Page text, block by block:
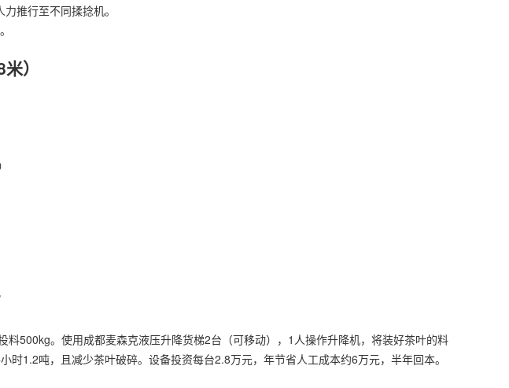
推行至不同揉捻机。
）
500kg。使用成都麦森克液压升降货梯2台（可移动），1人操作升降机，将装好茶叶的料
时1.2吨，且减少茶叶破碎。设备投资每台2.8万元，年节省人工成本约6万元，半年回本。